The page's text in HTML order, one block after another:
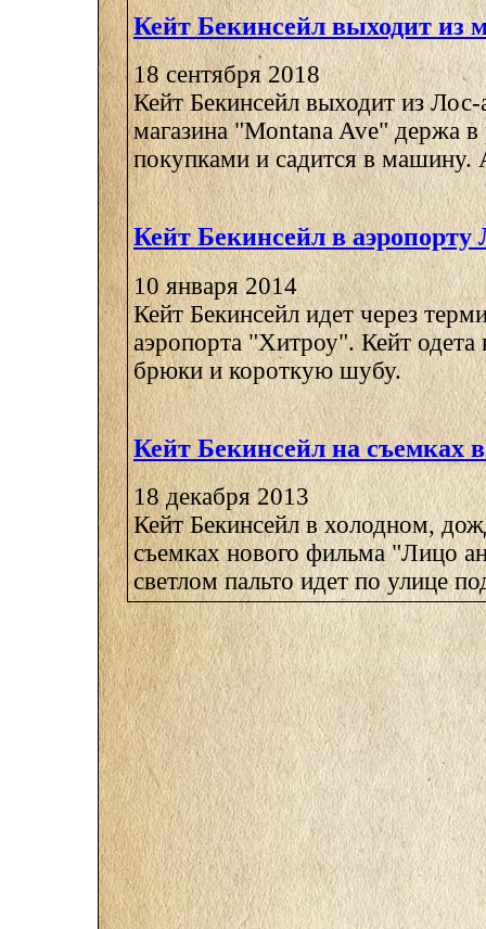
Кейт Бекинсейл выходит из
18 сентября 2018
Кейт Бекинсейл выходит из Лос-
магазина "Montana Ave" держа
покупками и садится в машину.
Кейт Бекинсейл в аэропорту
10 января 2014
Кейт Бекинсейл идет через
аэропорта "Хитроу". Кейт
брюки и короткую шубу.
Кейт Бекинсейл на съемках
18 декабря 2013
Кейт Бекинсейл в холодном,
съемках нового фильма "Лицо
светлом пальто идет по улице